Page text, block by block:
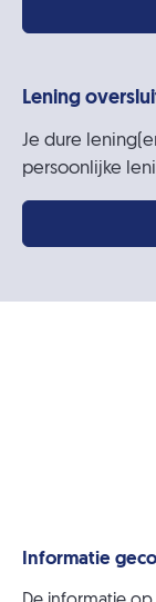
Lening
Je dure
persoonlijke
Informatie